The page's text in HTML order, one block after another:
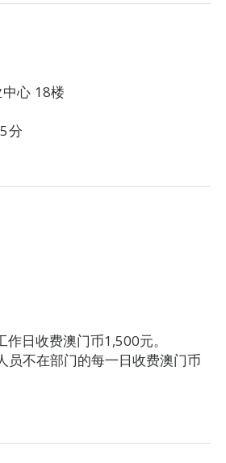
心 18楼
分
日收费澳门币1,500元。
员不在部门的每一日收费澳门币